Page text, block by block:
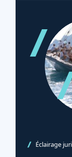
Éclairage